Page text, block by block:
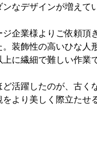
なデザインが増えて
企業様よりご依頼頂
装飾性の高いひな人
に繊細で難しい作業
活躍したのが、古
より美しく際立たせ